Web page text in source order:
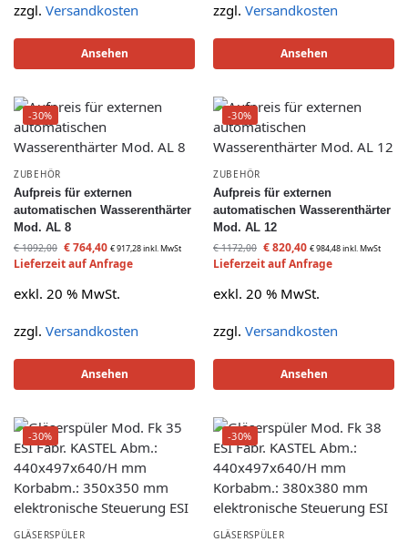
zzgl. Versandkosten
Ansehen
zzgl. Versandkosten
Ansehen
-30%
ZUBEHÖR
Aufpreis für externen
automatischen Wasserenthärter
Mod. AL 8
€1092,00 €764,40 €917,28inkl. MwSt
Lieferzeit auf Anfrage
exkl. 20 % MwSt.
zzgl. Versandkosten
Ansehen
-30%
ZUBEHÖR
Aufpreis für externen
automatischen Wasserenthärter
Mod. AL 12
€1172,00 €820,40 €984,48inkl. MwSt
Lieferzeit auf Anfrage
exkl. 20 % MwSt.
zzgl. Versandkosten
Ansehen
-30%
GLÄSERSPÜLER
-30%
GLÄSERSPÜLER